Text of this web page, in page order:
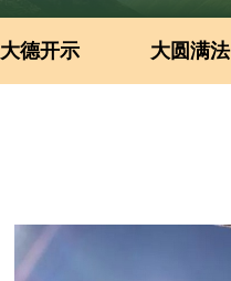
大德开示 大圆满法